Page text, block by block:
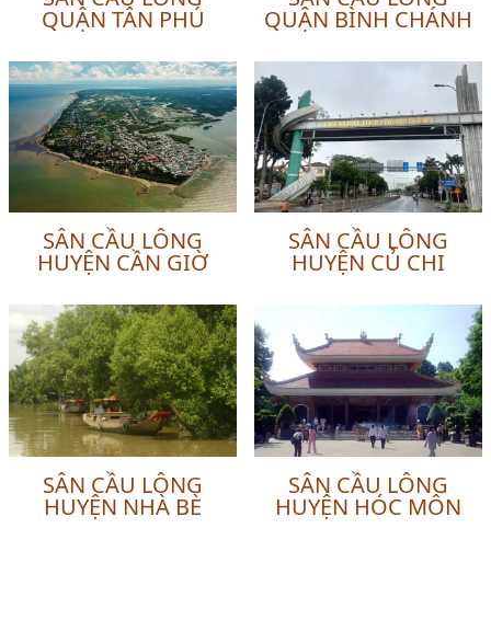
QUẬN TÂN PHÚ QUẬN BÌNH CHÁNH
SÂN CẦU LÔNG
HUYỆN CẦN GIỜ
SÂN CẦU LÔNG
HUYỆN CỦ CHI
SÂN CẦU LÔNG
HUYỆN NHÀ BÈ
SÂN CẦU LÔNG
HUYỆN HÓC MÔN